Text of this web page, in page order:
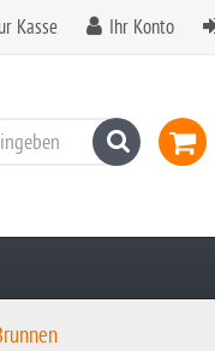
Kasse Ihr Konto
Suchen